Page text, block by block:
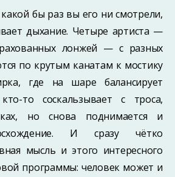
бы раз вы его ни смотрели,
дыхание. Четыре артиста —
лонжей — с разных
по крутым канатам к мостику
где на шаре балансирует
то соскальзывает с троса,
но снова поднимается и
И сразу чётко
мысль и этого интересного
программы: человек может и